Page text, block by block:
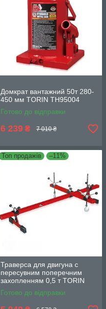
Домкрат вантажний 50т 280-
450 мм TORIN TH95004
Готово до відправки
6 239 ₴ 7 010 ₴
Топ продажів –11%
Траверса для двигуна c
пересувним поперечним
захопленням 0,5 т TORIN
TRW04006
Готово до відправки